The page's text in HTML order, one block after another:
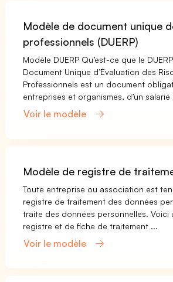
Modèle de document unique
professionnels (DUERP)
Modèle DUERP Qu’est-ce que le
Document Unique d’Évaluation des
Professionnels est un document
entreprises et organismes, d’un salarié
Voir le modèle
Modèle de registre de
Toute entreprise ou association est
registre de traitement des données
traite des données personnelles. Voici
registre et de fiche de traitement ...
Voir le modèle